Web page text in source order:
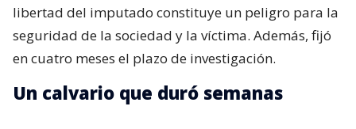
libertad del imputado constituye un peligro para la
seguridad de la sociedad y la víctima. Además, fijó
en cuatro meses el plazo de investigación.
Un calvario que duró semanas